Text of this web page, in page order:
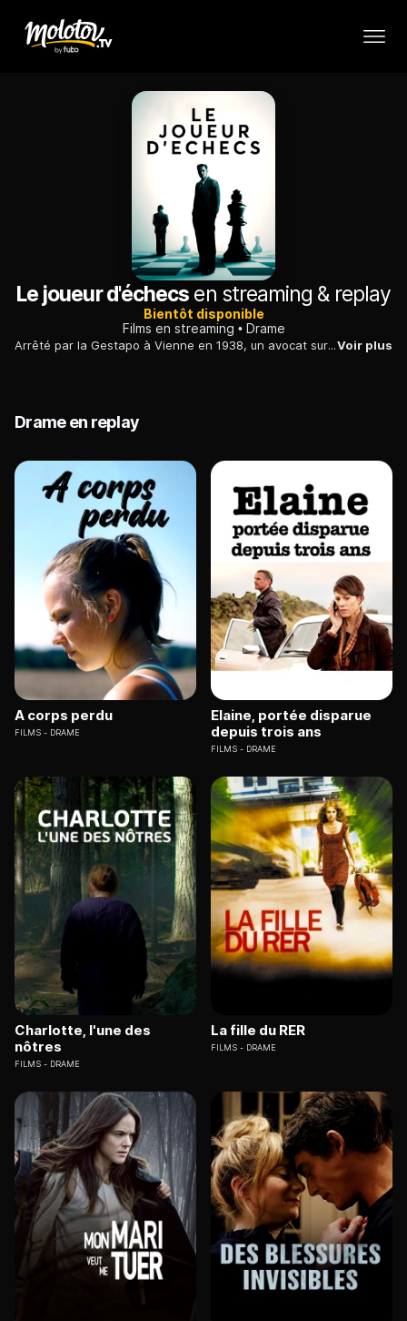
Le joueur d'échecs en streaming & replay
Bientôt disponible
Films en streaming
Drame
Arrêté par la Gestapo à Vienne en 1938, un avocat survit à la torture psychologique en s'initiant aux échecs. Plus tard, il se souvient de ces moments difficiles.Voir plus
Drame en replay
A corps perdu
FILMS DRAME
Elaine, portée disparue
depuis trois ans
FILMS DRAME
Charlotte, l'une des
nôtres
FILMS DRAME
La fille du RER
FILMS DRAME